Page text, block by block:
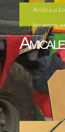
Accès à la
Inscription